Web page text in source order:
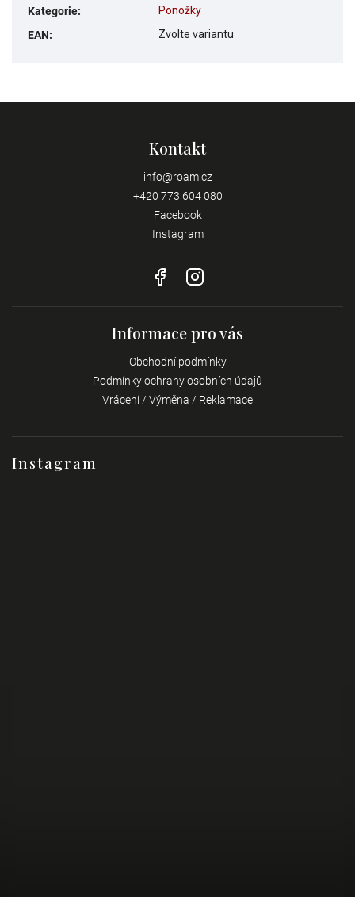
Kategorie:
Ponožky
EAN: Zvolte variantu
Instagram
Kontakt
info@roam.cz
+420 773 604 080
Facebook
Instagram
Informace pro vás
Obchodní podmínky
Podmínky ochrany osobních údajů
Vrácení / Výměna / Reklamace